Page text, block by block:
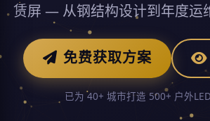
赁屏 — 从钢结构设计到年度运
免费获取方案
已为 40+ 城市打造 500+ 户外